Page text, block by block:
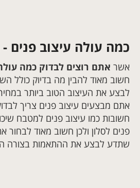
כמה עולה עיצוב פנים
אשר אתם רוצים לבדוק כמה
חשוב מאוד להבין מה בדיוק כולל
לבצע את העיצוב הטוב ביותר
אתם מבצעים עיצוב פנים צריך
חשובות כמו עיצוב פנים למטבח
פנים לסלון ולכן חשוב מאוד
שתדע לבצע את ההתאמות בצורה